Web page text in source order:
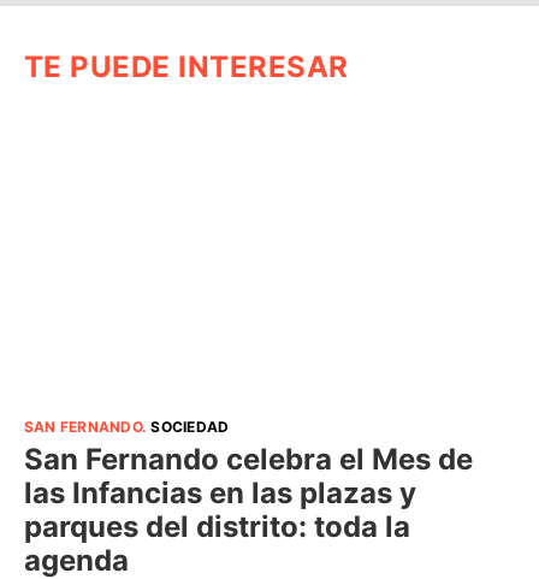
TE PUEDE INTERESAR
SAN FERNANDO.SOCIEDAD
San Fernando celebra el Mes de
las Infancias en las plazas y
parques del distrito: toda la
agenda